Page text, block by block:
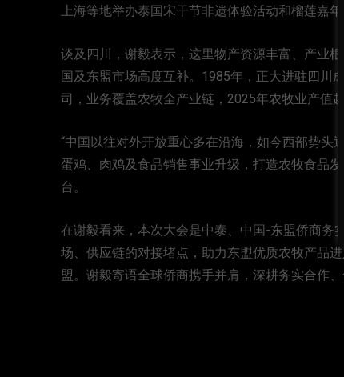
上海等地举办泰国宋干节非遗体验活动和榴莲嘉
谈及四川，谢毅表示，这里物产资源丰富、产业
国及东盟市场高度互补。1985年，正大进驻四川
司，业务覆盖农牧全产业链，2025年农牧业产值
“中国以往对外开放重心多在沿海，如今西部势头
蛋鸡、肉鸡及食品销售事业升级，打造农牧食品
台。
在谢毅看来，本次大会是中泰、中国-东盟侨商务
场、供应链的对接堵点，助力东盟优质农牧产品
盟。谢毅寄语全球侨商携手并肩，深耕务实合作